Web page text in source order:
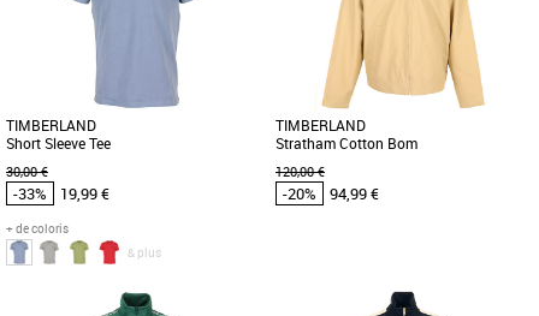
incontournable de la marque, conçu
pour les hommes adultes [...]
incontournable de la mode masculine,
alliant élégance et confort [...]
TIMBERLAND
Short Sleeve Tee
30,00 €
-33% 19,99 €
+ de coloris
& plus
TIMBERLAND
Stratham Cotton Bom
120,00 €
-20% 94,99 €